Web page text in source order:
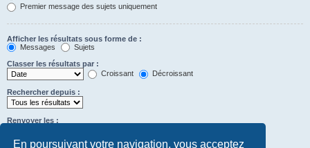
En poursuivant votre navigation, vous acceptez
Premier message des sujets uniquement
Afficher les résultats sous forme de :
Messages
Sujets
Classer les résultats par :
Croissant
Décroissant
Rechercher depuis :
Renvoyer les :